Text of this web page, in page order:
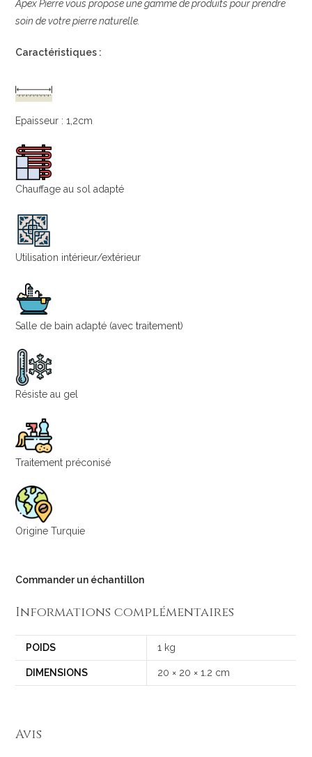
Apex Pierre vous propose une gamme de produits pour prendre
soin de votre pierre naturelle.
Caractéristiques :
Epaisseur : 1,2cm
Chauffage au sol adapté
Utilisation intérieur/extérieur
Salle de bain adapté (avec traitement)
Résiste au gel
Traitement préconisé
Origine Turquie
Commander un échantillon
Informations complémentaires
POIDS 1 kg
DIMENSIONS 20 × 20 × 1.2 cm
Avis